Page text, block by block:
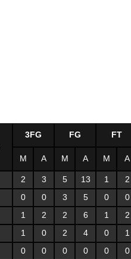
3FG FG FT
M A M A M A
2 3 5 13 1
2
0 0 3 5 0
0
1 2 2 6 1
2
1 0 2 4 0
1
0 0 0 0 0
0